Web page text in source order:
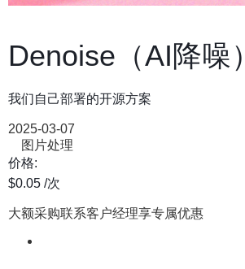
Denoise（AI降噪）
我们自己部署的开源方案
2025-03-07
图片处理
价格:
$0.05 /次
大额采购联系客户经理享专属优惠